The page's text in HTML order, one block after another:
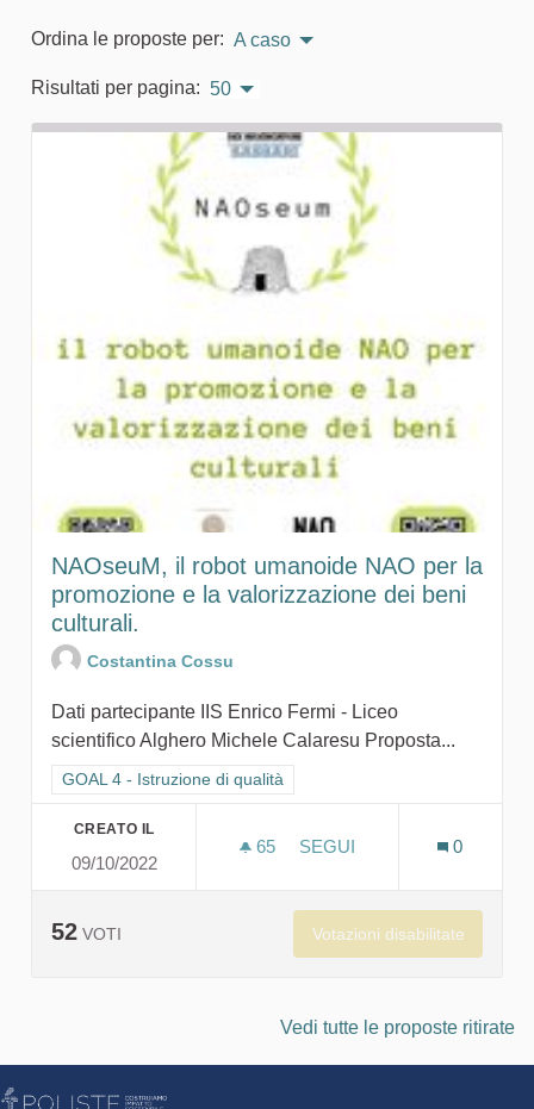
Ordina le proposte per: A caso
Risultati per pagina: 50
NAOseuM, il robot umanoide NAO per la
promozione e la valorizzazione dei beni
culturali.
Costantina Cossu
Dati partecipante IIS Enrico Fermi - Liceo
scientifico Alghero Michele Calaresu Proposta...
Filtra i risultati per categoria: GOAL 4 - Istruzione di qualità
GOAL 4 - Istruzione di qualità
CREATO IL
09/10/2022
65 65 SOSTENITORI
SEGUI
0
52 VOTI Votazioni disabilitate
Vedi tutte le proposte ritirate